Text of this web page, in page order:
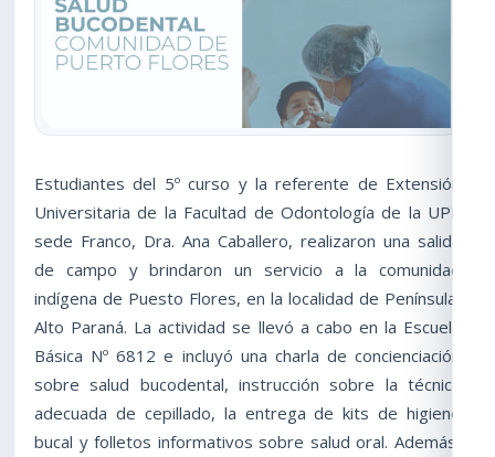
Estudiantes del 5º curso y la referente de Extensión
Universitaria de la Facultad de Odontología de la UPE
sede Franco, Dra. Ana Caballero, realizaron una salida
de campo y brindaron un servicio a la comunidad
indígena de Puesto Flores, en la localidad de Península,
Alto Paraná. La actividad se llevó a cabo en la Escuela
Básica Nº 6812 e incluyó una charla de concienciación
sobre salud bucodental, instrucción sobre la técnica
adecuada de cepillado, la entrega de kits de higiene
bucal y folletos informativos sobre salud oral. Además,